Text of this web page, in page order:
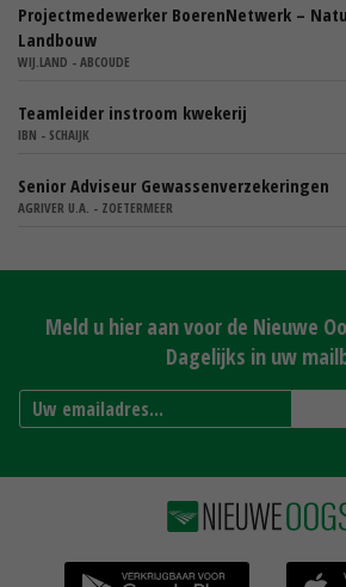
Projectmedewerker BoerenNetwerk –
Landbouw
WIJ.LAND - ABCOUDE
Teamleider instroom kwekerij
IBN - SCHAIJK
Senior Adviseur Gewassenverzekeringen
AGRIVER U.A. - ZOETERMEER
Meld u hier aan voor de Nieuwe
Dagelijks in uw